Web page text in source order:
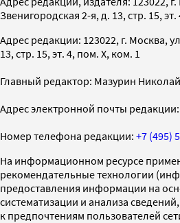
Звенигородская 2-я, д. 13, стр. 15, эт.
Адрес редакции: 123022, г. Москва,
13, стр. 15, эт. 4, пом. X, ком. 1
Главный редактор: Мазурин
Адрес электронной почты редакции:
Номер телефона редакции: +7 (495)
На информационном ресурсе
рекомендательные технологии
предоставления информации на
систематизации и анализа
к предпочтениям пользователей